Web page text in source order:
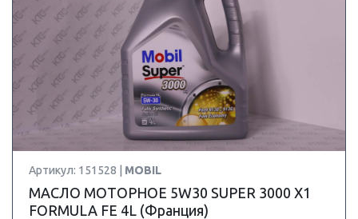
Артикул: 151528 | MOBIL
МАСЛО МОТОРНОЕ 5W30 SUPER 3000 X1
FORMULA FE 4L (Франция)